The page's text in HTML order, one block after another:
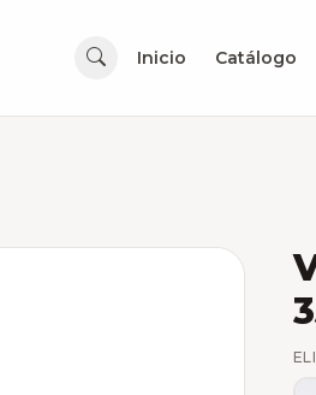
Inicio Catálogo